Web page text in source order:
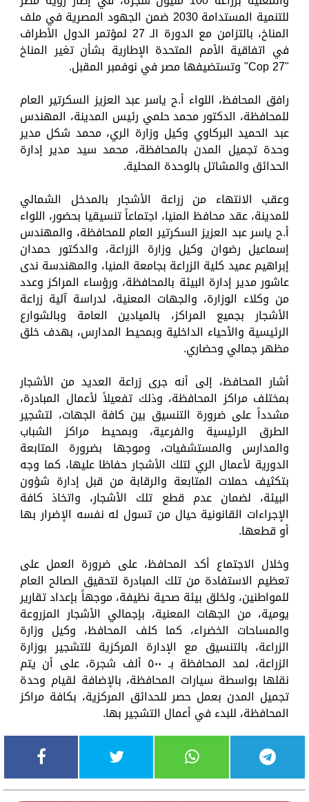
للتنمية المستدامة 2030 ضمن الجهود المصرية في ملف
المناخ، بالتزامن مع الدورة الـ 27 لمؤتمر الدول الأطراف
في اتفاقية الأمم المتحدة الإطارية بشأن تغير المناخ
"Cop 27" وتستضيفها مصر في نوفمبر المقبل.
رافق المحافظ، اللواء أ.ح ياسر عبد العزيز السكرتير العام
للمحافظة، الدكتور محمد حلمي رئيس المدينة، المهندس
عبد الحميد البركاوي وكيل وزارة الري، محمد شكل مدير
وحدة تجميل المدن بالمحافظة، محمد سيد مدير إدارة
الحدائق والمشاتل بالوحدة المحلية.
وعقب الانتهاء من زراعة الأشجار بالمدخل الشمالي
للمدينة، عقد محافظ المنيا، اجتماعاً تنسيقيا بحضور، اللواء
أ.ح ياسر عبد العزيز السكرتير العام للمحافظة، والمهندس
إسماعيل رضوان وكيل وزارة الزراعة، والدكتور حمدان
إبراهيم عميد كلية الزراعة بجامعة المنيا، والمهندسة ندى
عاشور مدير إدارة البيئة بالمحافظة، ورؤساء المراكز وعدد
من وكلاء الوزارة، والجهات المعنية، لدراسة آلية زراعة
الأشجار بجميع المراكز، بالميادين العامة وبالشوارع
الرئيسية والأحياء الداخلية وبمحيط المدارس، بهدف خلق
مظهر جمالي وحضاري.
أشار المحافظ، إلى أنه جرى زراعة العديد من الأشجار
بمختلف مراكز المحافظة، وذلك تفعيلاً لأعمال المبادرة،
مشدداً على ضرورة التنسيق بين كافة الجهات، لتشجير
الطرق الرئيسية والفرعية، وبمحيط مراكز الشباب
والمدارس والمستشفيات، وموجها بضرورة المتابعة
الدورية لأعمال الري لتلك الأشجار حفاظا عليها، كما وجه
بتكثيف حملات المتابعة والرقابة من قبل إدارة شؤون
البيئة، لضمان عدم قطع تلك الأشجار، واتخاذ كافة
الإجراءات القانونية حيال من تسول له نفسه الإضرار بها
أو قطعها.
وخلال الاجتماع أكد المحافظ، على ضرورة العمل على
تعظيم الاستفادة من تلك المبادرة لتحقيق الصالح العام
للمواطنين، ولخلق بيئة صحية نظيفة، موجهاً بإعداد تقارير
يومية، من الجهات المعنية، بإجمالي الأشجار المزروعة
والمساحات الخضراء، كما كلف المحافظ، وكيل وزارة
الزراعة، بالتنسيق مع الإدارة المركزية للتشجير بوزارة
الزراعة، لمد المحافظة بـ ٥٠٠ ألف شجرة، على أن يتم
نقلها بواسطة سيارات المحافظة، بالإضافة لقيام وحدة
تجميل المدن بعمل حصر للحدائق المركزية، بكافة مراكز
المحافظة، للبدء في أعمال التشجير بها.